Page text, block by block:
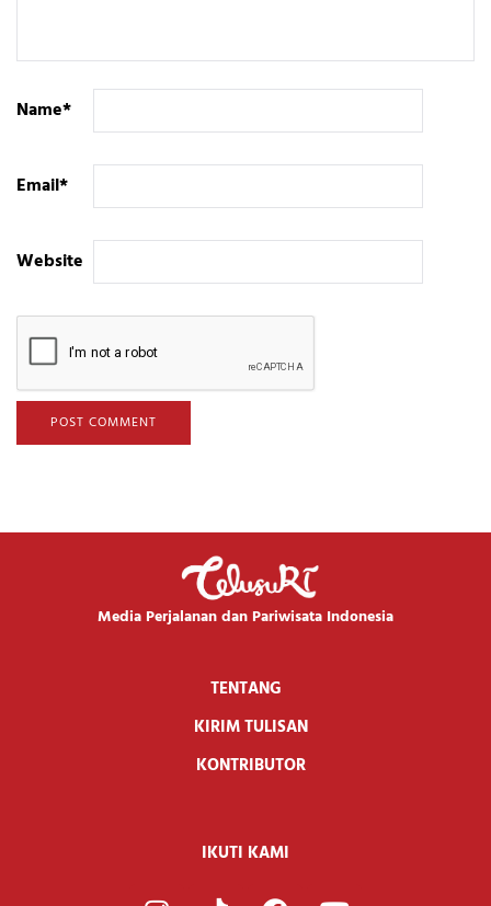
Name*
Email*
Website
Media Perjalanan dan Pariwisata Indonesia
TENTANG
KIRIM TULISAN
KONTRIBUTOR
IKUTI KAMI